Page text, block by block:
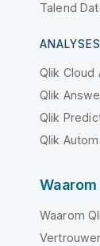
Talend
Qlik Cloud
Qlik
Qlik
Qlik
Waarom
Waarom